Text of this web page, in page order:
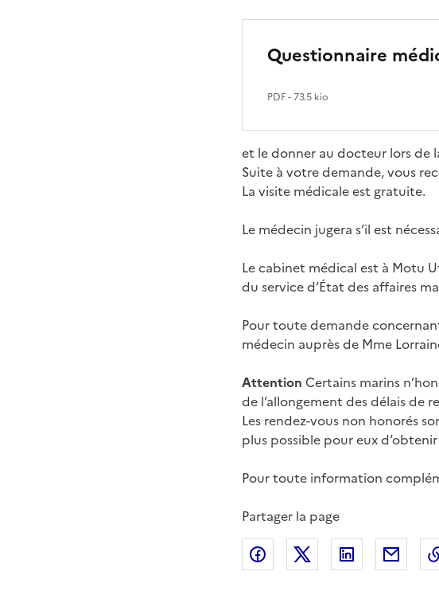
Questionnaire
PDF- 73.5 kio
et le donner au docteur lors de
Suite à votre demande, vous
La visite médicale est gratuite.
Le médecin jugera s’il est
Le cabinet médical est à Motu
du service d’État des affaires
Pour toute demande
médecin auprès de Mme
Attention Certains marins
de l’allongement des délais de
Les rendez-vous non honorés
plus possible pour eux
Pour toute information
Partager la page
Partager sur Facebook
Partager sur X
Partager